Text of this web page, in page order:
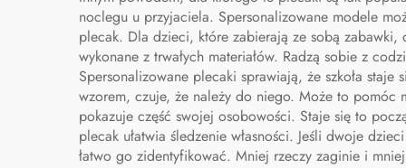
pielęgniarskiej, torby
pielęgniarskie
noclegu u przyjaciela. Spersonalizowane modele
plecak. Dla dzieci, które zabierają ze sobą
wykonane z trwałych materiałów. Radzą sobie z
Spersonalizowane plecaki sprawiają, że szkoła
wzorem, czuje, że należy do niego. Może to pomóc
pokazuje część swojej osobowości. Staje się to
plecak ułatwia śledzenie własności. Jeśli dwoje
łatwo go zidentyfikować. Mniej rzeczy zaginie i